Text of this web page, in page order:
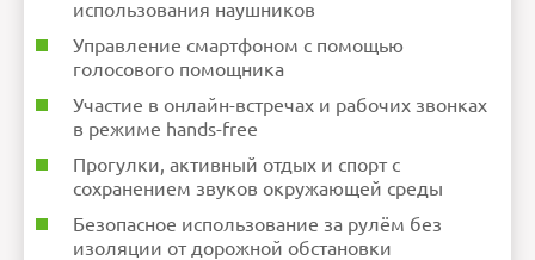
использования наушников
Управление смартфоном с помощью
голосового помощника
Участие в онлайн-встречах и рабочих звонках
в режиме hands-free
Прогулки, активный отдых и спорт с
сохранением звуков окружающей среды
Безопасное использование за рулём без
изоляции от дорожной обстановки